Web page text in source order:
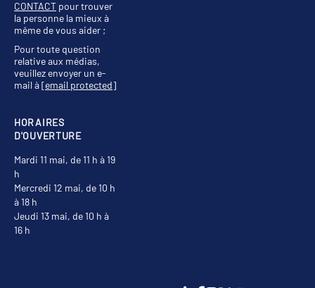
HORAIRES
D'OUVERTURE
Mardi 11 mai, de 11 h à 19
h
Mercredi 12 mai, de 10 h
à 18 h
Jeudi 13 mai, de 10 h à
16 h
CONTACT pour trouver
la personne la mieux à
même de vous aider ;
Pour toute question
relative aux médias,
veuillez envoyer un e-
mail à[email protected]